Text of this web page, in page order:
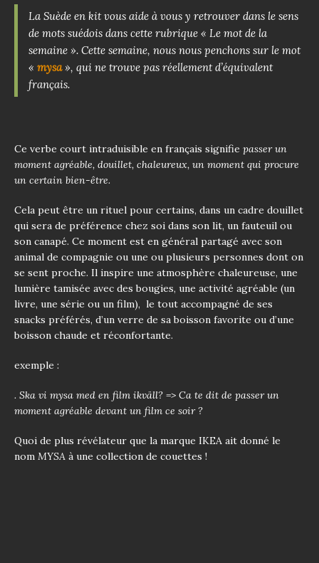
La Suède en kit vous aide à vous y retrouver dans le sens
de mots suédois dans cette rubrique « Le mot de la
semaine ». Cette semaine, nous nous penchons sur le mot
« mysa», qui ne trouve pas réellement d’équivalent
français.
Ce verbe court intraduisible en français signifie passer un
moment agréable, douillet, chaleureux, un moment qui procure
un certain bien-être.
Cela peut être un rituel pour certains, dans un cadre douillet
qui sera de préférence chez soi dans son lit, un fauteuil ou
son canapé. Ce moment est en général partagé avec son
animal de compagnie ou une ou plusieurs personnes dont on
se sent proche. Il inspire une atmosphère chaleureuse, une
lumière tamisée avec des bougies, une activité agréable (un
livre, une série ou un film), le tout accompagné de ses
snacks préférés, d’un verre de sa boisson favorite ou d’une
boisson chaude et réconfortante.
exemple :
. Ska vi mysa med en film ikväll? => Ca te dit de passer un
moment agréable devant un film ce soir ?
Quoi de plus révélateur que la marque IKEA ait donné le
nom MYSA à une collection de couettes !